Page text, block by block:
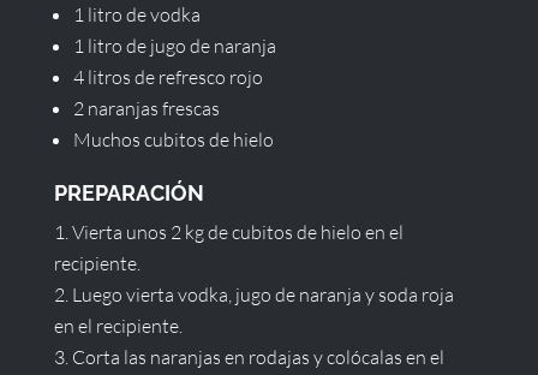
1 litro de vodka
1 litro de jugo de naranja
4 litros de refresco rojo
2 naranjas frescas
Muchos cubitos de hielo
PREPARACIÓN
Vierta unos 2 kg de cubitos de hielo en el
recipiente.
Luego vierta vodka, jugo de naranja y soda roja
en el recipiente.
Corta las naranjas en rodajas y colócalas en el